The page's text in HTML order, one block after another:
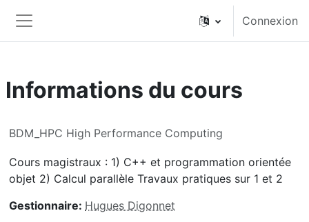
Panneau latéral
Connexion
Informations du cours
BDM_HPC High Performance Computing
Cours magistraux : 1) C++ et programmation orientée
objet 2) Calcul parallèle Travaux pratiques sur 1 et 2
Gestionnaire: Hugues Digonnet